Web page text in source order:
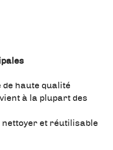
de haute qualité
à la plupart des
nettoyer et réutilisable